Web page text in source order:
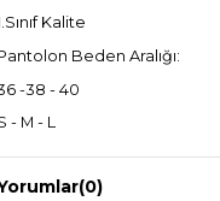
Kalite
Beden Aralığı:
-38 - 40
- M - L
İp Bağlamalı
(0)